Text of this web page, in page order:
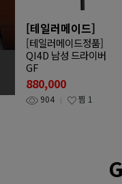
[테일러메이드]
[테일러메이드정품]
QI4D 남성 드라이버
GF
880,000
904 찜 1